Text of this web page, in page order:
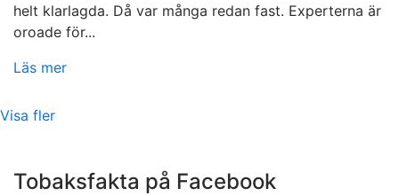
helt klarlagda. Då var många redan fast. Experterna är
oroade för...
Läs mer
Visa fler
Tobaksfakta på Facebook